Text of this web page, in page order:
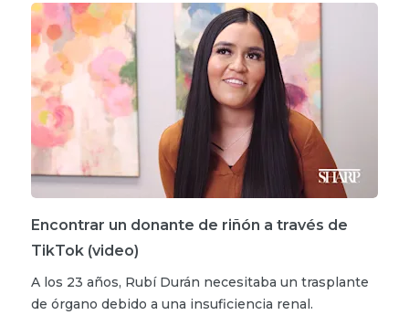
Encontrar un donante de riñón a través de
TikTok (video)
A los 23 años, Rubí Durán necesitaba un trasplante
de órgano debido a una insuficiencia renal.